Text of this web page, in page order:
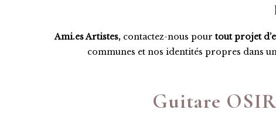
Ami.es Artistes, contactez-nous pour tout projet
communes et nos identités propres dans
Guitare